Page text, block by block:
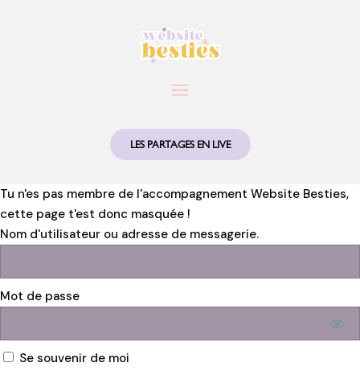
LES PARTAGES EN LIVE
Tu n'es pas membre de l'accompagnement Website Besties,
cette page t'est donc masquée !
Nom d'utilisateur ou adresse de messagerie.
Mot de passe
Se souvenir de moi